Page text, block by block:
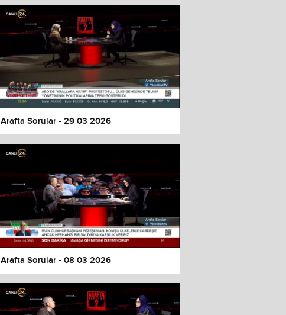
Arafta Sorular - 29 03 2026
Arafta Sorular - 08 03 2026